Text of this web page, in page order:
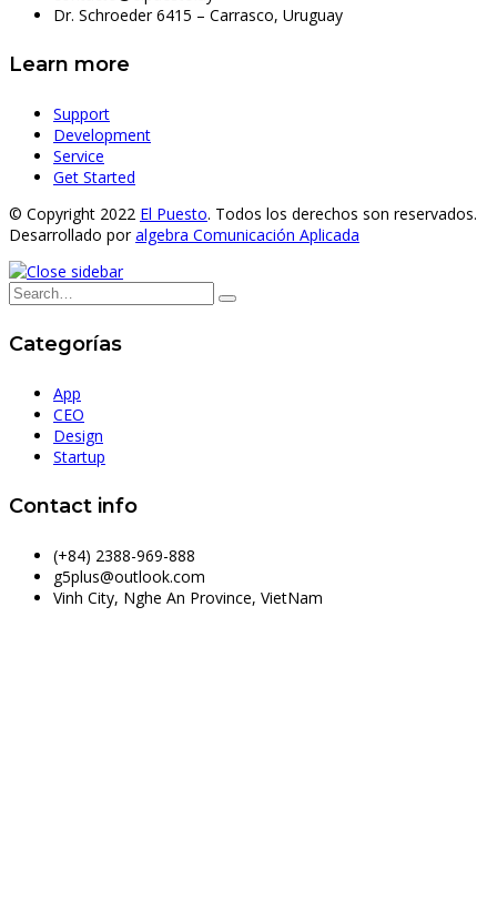
Dr. Schroeder 6415 – Carrasco, Uruguay
Learn more
Support
Development
Service
Get Started
© Copyright 2022 El Puesto. Todos los derechos son reservados.
Desarrollado poralgebra Comunicación Aplicada
Categorías
App
CEO
Design
Startup
Contact info
(+84) 2388-969-888
g5plus@outlook.com
Vinh City, Nghe An Province, VietNam